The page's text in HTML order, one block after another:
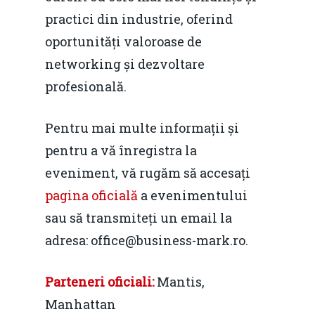
practici din industrie, oferind
oportunități valoroase de
networking și dezvoltare
profesională.
Pentru mai multe informații și
pentru a vă înregistra la
eveniment, vă rugăm să accesați
pagina oficială a evenimentului
sau să transmiteți un email la
adresa: office@business-mark.ro.
Parteneri oficiali:Mantis,
Manhattan
Home
Noutăți
Despre
Evenimente
Modelul economic
Video